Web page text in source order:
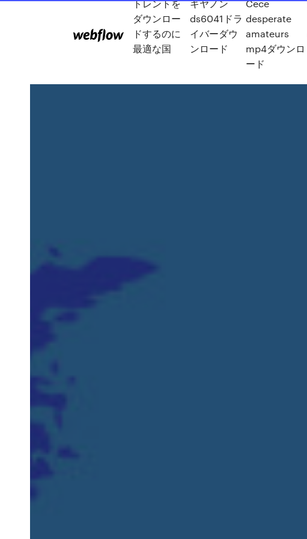
トレントを
ダウンロー
ドするのに
最適な国
キヤノン
ds6041ドラ
イバーダウ
ンロード
Cece
desperate
amateurs
mp4ダウンロ
ード